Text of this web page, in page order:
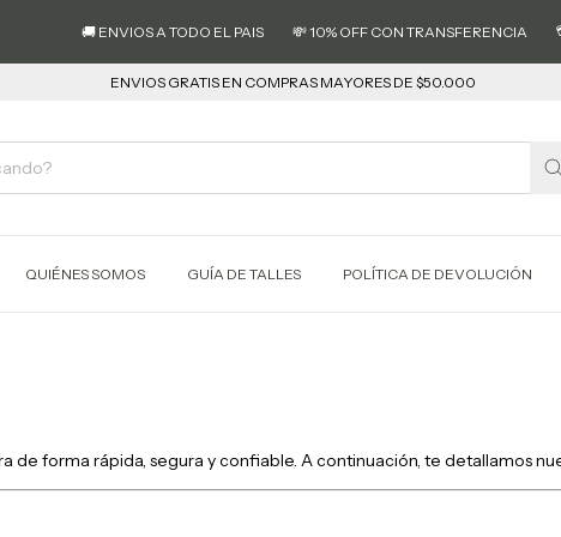
🚚 ENVIOS A TODO EL PAIS 💸 10% OFF CON TRANSFERENCIA 💳
ENVIOS GRATIS EN COMPRAS MAYORES DE $50.000
QUIÉNES SOMOS GUÍA DE TALLES POLÍTICA DE DEVOLUCIÓN
de forma rápida, segura y confiable. A continuación, te detallamos